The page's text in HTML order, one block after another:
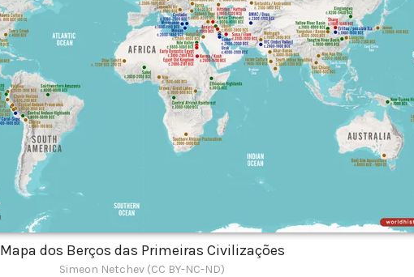
Mapa dos Berços das Primeiras Civilizações
Simeon Netchev (CC BY-NC-ND)